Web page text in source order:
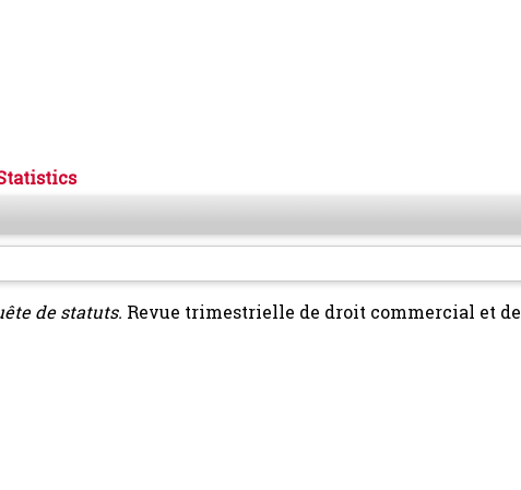
de statuts. Revue trimestrielle de droit commercial et de